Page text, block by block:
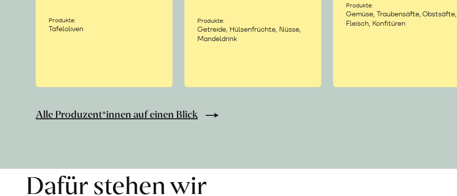
Produkte:
Tafeloliven
Produkte:
Getreide, Hülsenfrüchte, Nüsse,
Mandeldrink
Produkte:
Gemüse, Traubensäfte, Obstsäfte,
Fleisch, Konfitüren
Alle Produzent*innen auf einen Blick
Dafür stehen wir